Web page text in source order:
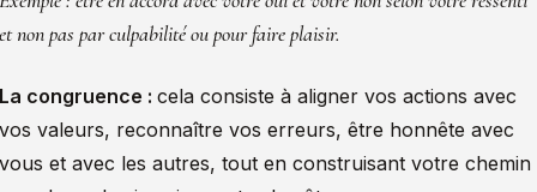
non pas par culpabilité ou pour faire plaisir.
congruence : cela consiste à aligner vos actions avec
valeurs, reconnaître vos erreurs, être honnête avec
et avec les autres, tout en construisant votre chemin